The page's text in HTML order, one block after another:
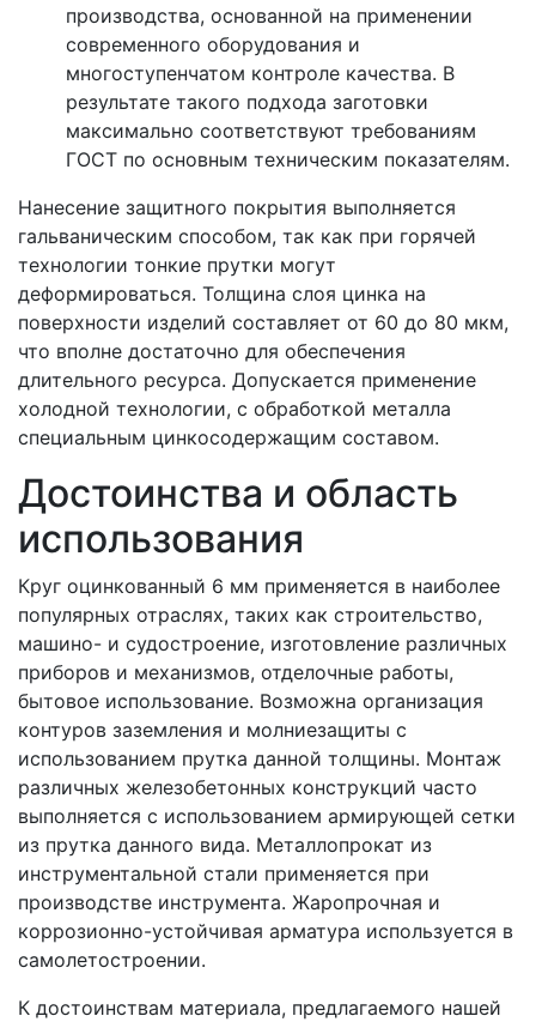
производства, основанной на применении
современного оборудования и
многоступенчатом контроле качества. В
результате такого подхода заготовки
максимально соответствуют требованиям
ГОСТ по основным техническим показателям.
Нанесение защитного покрытия выполняется
гальваническим способом, так как при горячей
технологии тонкие прутки могут
деформироваться. Толщина слоя цинка на
поверхности изделий составляет от 60 до 80 мкм,
что вполне достаточно для обеспечения
длительного ресурса. Допускается применение
холодной технологии, с обработкой металла
специальным цинкосодержащим составом.
Достоинства и область
использования
Круг оцинкованный 6 мм применяется в наиболее
популярных отраслях, таких как строительство,
машино- и судостроение, изготовление различных
приборов и механизмов, отделочные работы,
бытовое использование. Возможна организация
контуров заземления и молниезащиты с
использованием прутка данной толщины. Монтаж
различных железобетонных конструкций часто
выполняется с использованием армирующей сетки
из прутка данного вида. Металлопрокат из
инструментальной стали применяется при
производстве инструмента. Жаропрочная и
коррозионно-устойчивая арматура используется в
самолетостроении.
К достоинствам материала, предлагаемого нашей